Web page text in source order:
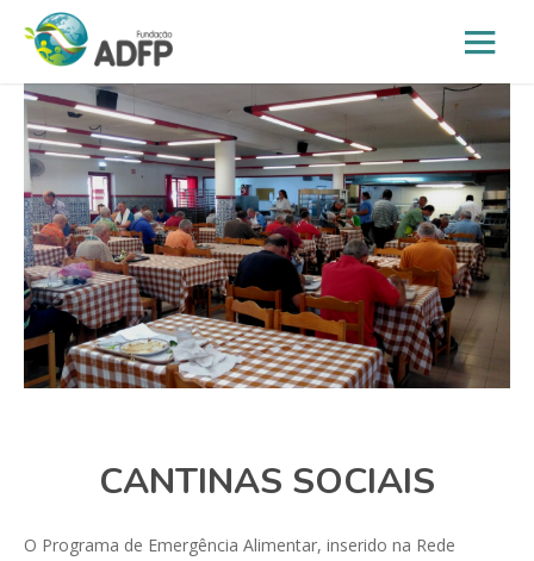
CANTINAS SOCIAIS
O Programa de Emergência Alimentar, inserido na Rede